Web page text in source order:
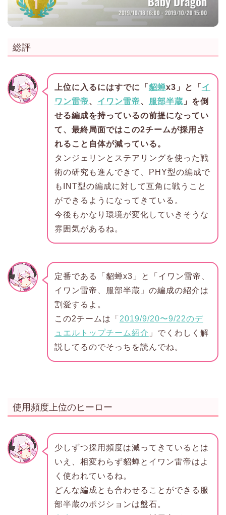
総評
上位に入るにはすでに「 貂蝉x3」と「 イ
ワン雷帝、 イワン雷帝、 服部半蔵 」を倒
せる編成を持っているの前提になってい
て、最終局面ではこの2チームが採用さ
れること自体が減っている。
タンジェリンとステアリングを使った戦
術の研究も進んできて、PHY型の編成で
もINT型の編成に対して互角に戦うこと
ができるようになってきている。
今後もかなり環境が変化していきそうな
雰囲気があるね。
定番である「貂蝉x3」と「イワン雷帝、
イワン雷帝、服部半蔵」の編成の紹介は
割愛するよ。
この2チームは「 2019/9/20〜9/22のデ
ュエルトップチーム紹介 」でくわしく解
説してるのでそっちを読んでね。
使用頻度上位のヒーロー
少しずつ採用頻度は減ってきているとは
いえ、相変わらず貂蝉とイワン雷帝はよ
く使われているね。
どんな編成とも合わせることができる服
部半蔵のポジションは盤石。